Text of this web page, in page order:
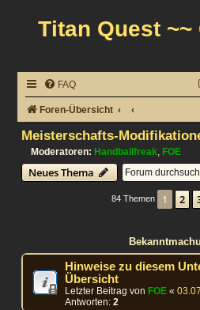
Titan Quest ~~
FAQ
Foren-Übersicht
Meisterschafts-
Moderatoren: Handballfreak ,FOE
Neues Thema
84 Themen 1 2
Hinweise zu diesem
Übersicht
Letzter Beitrag vonFOE «
Antworten:2